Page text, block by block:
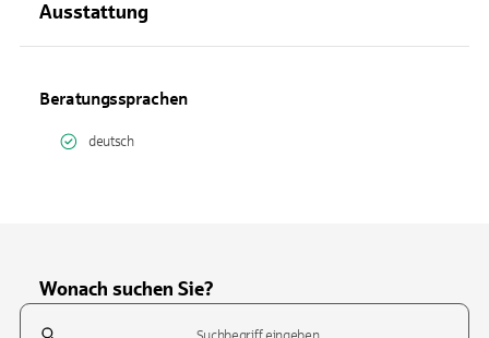
Ausstattung
Beratungssprachen
deutsch
Wonach suchen Sie?
Suchfeld